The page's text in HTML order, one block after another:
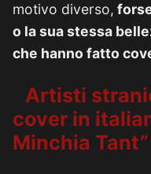
motivo diverso,
o la sua stessa
che hanno fatto
Artisti
cover in
Minchia Tant”